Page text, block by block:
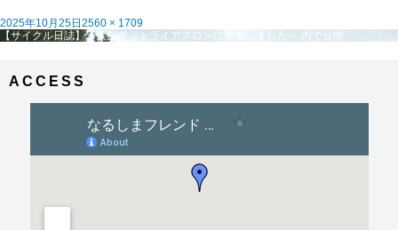
投
稿
2025年10月25日 フ
ル
2560 × 1709
投
ゲ
【サイクル日誌】千葉シティトライアスロンに参加しました～ 内で公開
ACCESS